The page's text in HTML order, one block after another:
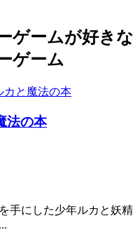
ゲームが好き
ゲーム
法の本
手にした少年ルカと妖